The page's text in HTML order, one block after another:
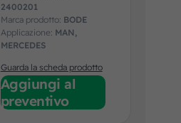
2400201
Marca prodotto: BODE
Applicazione: MAN,
MERCEDES
Guarda la scheda prodotto
Aggiungi al
preventivo